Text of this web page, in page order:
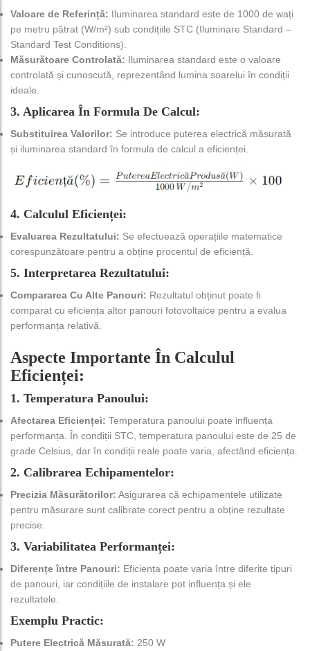
Valoare de Referință: Iluminarea standard este de 1000 de wați
pe metru pătrat (W/m²) sub condițiile STC (Iluminare Standard –
Standard Test Conditions).
Măsurătoare Controlată: Iluminarea standard este o valoare
controlată și cunoscută, reprezentând lumina soarelui în condiții
ideale.
3. Aplicarea În Formula De Calcul:
Substituirea Valorilor: Se introduce puterea electrică măsurată
și iluminarea standard în formula de calcul a eficienței.
4. Calculul Eficienței:
Evaluarea Rezultatului: Se efectuează operațiile matematice
corespunzătoare pentru a obține procentul de eficiență.
5. Interpretarea Rezultatului:
Compararea Cu Alte Panouri: Rezultatul obținut poate fi
comparat cu eficiența altor panouri fotovoltaice pentru a evalua
performanța relativă.
Aspecte Importante În Calculul
Eficienței:
1. Temperatura Panoului:
Afectarea Eficienței: Temperatura panoului poate influența
performanța. În condiții STC, temperatura panoului este de 25 de
grade Celsius, dar în condiții reale poate varia, afectând eficiența.
2. Calibrarea Echipamentelor:
Precizia Măsurătorilor: Asigurarea că echipamentele utilizate
pentru măsurare sunt calibrate corect pentru a obține rezultate
precise.
3. Variabilitatea Performanței:
Diferențe între Panouri: Eficiența poate varia între diferite tipuri
de panouri, iar condițiile de instalare pot influența și ele
rezultatele.
Exemplu Practic:
Putere Electrică Măsurată: 250 W